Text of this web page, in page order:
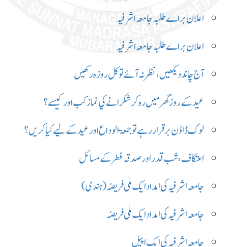
اعلان براے طلبہ جامعہ اشرفیہ
اعلان براے طلبہ جامعہ اشرفیہ
آج چاند دیکھیں،نظر نہ آئے تو کل روزہ رکھیں
عيد كے روز گھر ميں ره كر شكرانے كي نماز كب اور كيسے؟
لوک ڈاؤن برقرار رہے تو جمعۃالوداع اور عید کے لیے کیا کریں ؟
اعتکاف ،شب قدر اور صدقہ فطر کے مسائل
جامعہ اشرفیہ کی امداد ایک ملی فريضہ (ہندی)
جامعہ اشرفیہ کی امداد ایک ملی فريضہ
جامعہ اشرفیہ کی ایک اپیل